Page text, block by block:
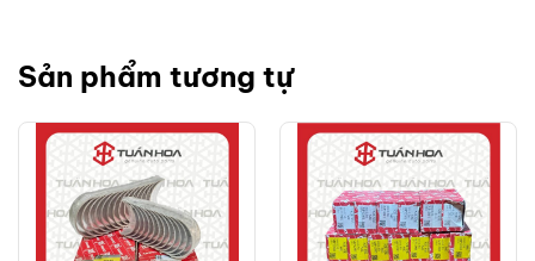
Sản phẩm tương tự